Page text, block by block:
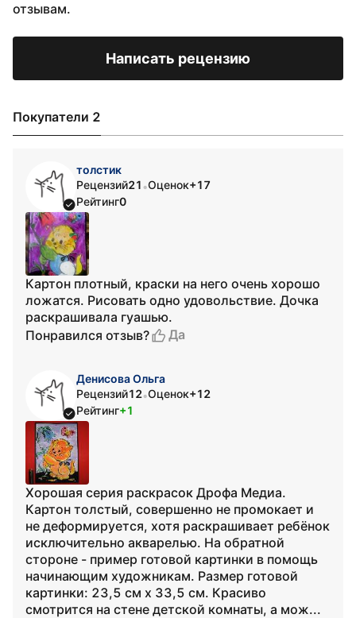
отзывам.
Написать рецензию
Покупатели 2
толстик
Рецензий21 •Оценок+17
Рейтинг0
Картон плотный, краски на него очень хорошо
ложатся. Рисовать одно удовольствие. Дочка
раскрашивала гуашью.
Понравился отзыв?
Да
Денисова Ольга
Рецензий12•Оценок+12
Рейтинг+1
Хорошая серия раскрасок Дрофа Медиа.
Картон толстый, совершенно не промокает и
не деформируется, хотя раскрашивает ребёнок
исключительно акварелью. На обратной
стороне - пример готовой картинки в помощь
начинающим художникам. Размер готовой
картинки: 23,5 см х 33,5 см. Красиво
смотрится на стене детской комнаты, а мож...